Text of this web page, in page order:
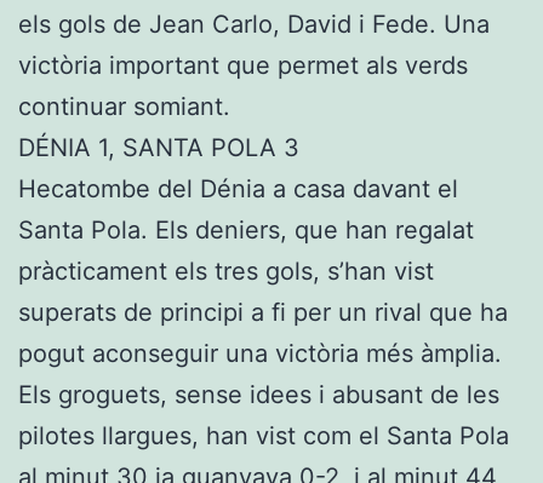
els gols de Jean Carlo, David i Fede. Una
victòria important que permet als verds
continuar somiant.
DÉNIA 1, SANTA POLA 3
Hecatombe del Dénia a casa davant el
Santa Pola. Els deniers, que han regalat
pràcticament els tres gols, s’han vist
superats de principi a fi per un rival que ha
pogut aconseguir una victòria més àmplia.
Els groguets, sense idees i abusant de les
pilotes llargues, han vist com el Santa Pola
al minut 30 ja guanyava 0-2, i al minut 44